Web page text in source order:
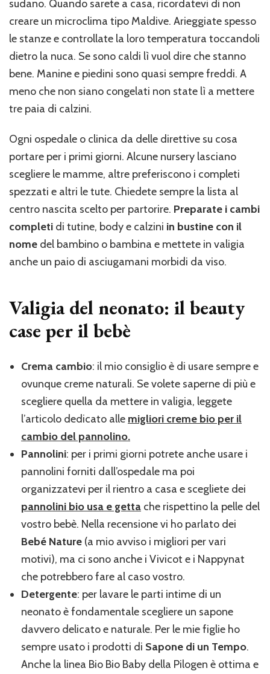
sudano. Quando sarete a casa, ricordatevi di non
creare un microclima tipo Maldive. Arieggiate spesso
le stanze e controllate la loro temperatura toccandoli
dietro la nuca. Se sono caldi lì vuol dire che stanno
bene. Manine e piedini sono quasi sempre freddi. A
meno che non siano congelati non state lì a mettere
tre paia di calzini.
Ogni ospedale o clinica da delle direttive su cosa
portare per i primi giorni. Alcune nursery lasciano
scegliere le mamme, altre preferiscono i completi
spezzati e altri le tute. Chiedete sempre la lista al
centro nascita scelto per partorire. Preparate i cambi
completi di tutine, body e calzini in bustine con il
nome del bambino o bambina e mettete in valigia
anche un paio di asciugamani morbidi da viso.
Valigia del neonato: il beauty
case per il bebè
Crema cambio: il mio consiglio è di usare sempre e
ovunque creme naturali. Se volete saperne di più e
scegliere quella da mettere in valigia, leggete
l’articolo dedicato alle migliori creme bio per il
cambio del pannolino.
Pannolini: per i primi giorni potrete anche usare i
pannolini forniti dall’ospedale ma poi
organizzatevi per il rientro a casa e scegliete dei
pannolini bio usa e getta che rispettino la pelle del
vostro bebè. Nella recensione vi ho parlato dei
Bebé Nature (a mio avviso i migliori per vari
motivi), ma ci sono anche i Vivicot e i Nappynat
che potrebbero fare al caso vostro.
Detergente: per lavare le parti intime di un
neonato è fondamentale scegliere un sapone
davvero delicato e naturale. Per le mie figlie ho
sempre usato i prodotti di Sapone di un Tempo.
Anche la linea Bio Bio Baby della Pilogen è ottima e